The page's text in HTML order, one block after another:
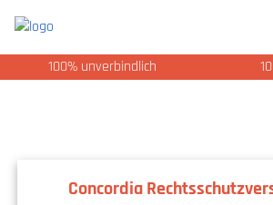
100% unverbindlich
Concordia